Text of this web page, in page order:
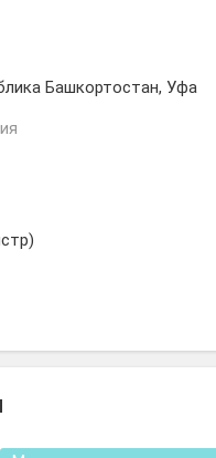
Башкортостан, Уфа